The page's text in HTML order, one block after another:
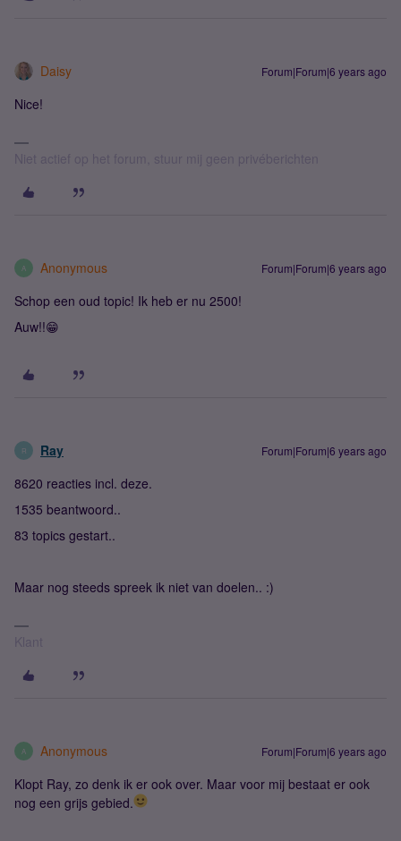
Daisy Forum|Forum|6 years ago
Nice!
Niet actief op het forum, stuur mij geen privéberichten
A Anonymous Forum|Forum|6 years ago
Schop een oud topic! Ik heb er nu 2500!
Auw!!😁
R Ray Forum|Forum|6 years ago
8620 reacties incl. deze.
1535 beantwoord..
83 topics gestart..
Maar nog steeds spreek ik niet van doelen.. :)
Klant
A Anonymous Forum|Forum|6 years ago
Klopt Ray, zo denk ik er ook over. Maar voor mij bestaat er ook
nog een grijs gebied.